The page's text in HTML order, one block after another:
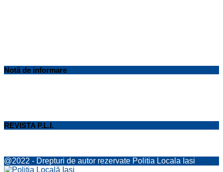
Notă de informare
REVISTA P.L.I.
@2022 - Drepturi de autor rezervate Politia Locala Iasi